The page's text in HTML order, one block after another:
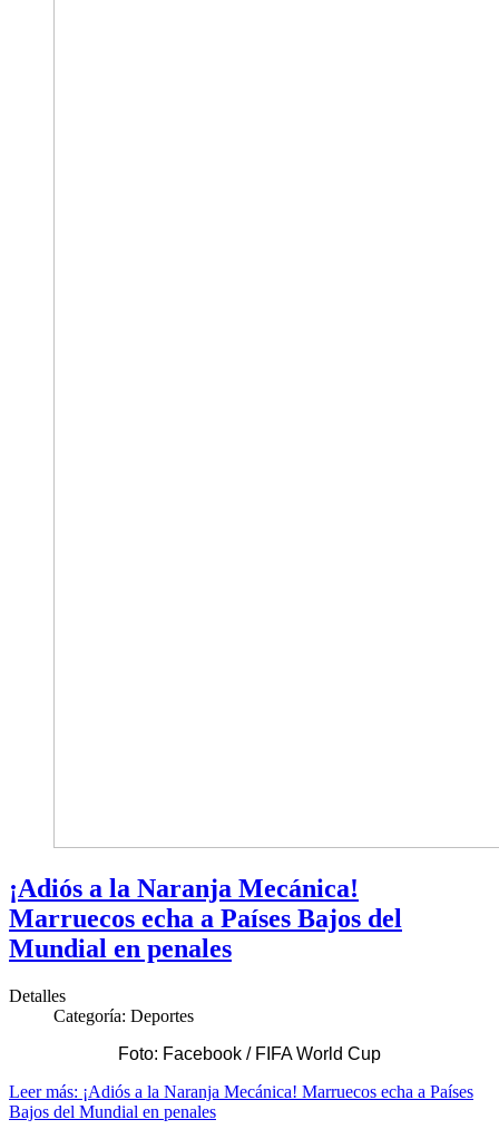
¡Adiós a la Naranja Mecánica!
Marruecos echa a Países Bajos del
Mundial en penales
Detalles
Categoría: Deportes
Foto: Facebook / FIFA World Cup
Leer más: ¡Adiós a la Naranja Mecánica! Marruecos echa a Países
Bajos del Mundial en penales